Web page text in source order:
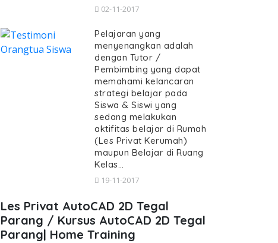
02-11-2017
Pelajaran yang
menyenangkan adalah
dengan Tutor /
Pembimbing yang dapat
memahami kelancaran
strategi belajar pada
Siswa & Siswi yang
sedang melakukan
aktifitas belajar di Rumah
(Les Privat Kerumah)
maupun Belajar di Ruang
Kelas…
19-11-2017
Les Privat AutoCAD 2D Tegal
Parang / Kursus AutoCAD 2D Tegal
Parang| Home Training